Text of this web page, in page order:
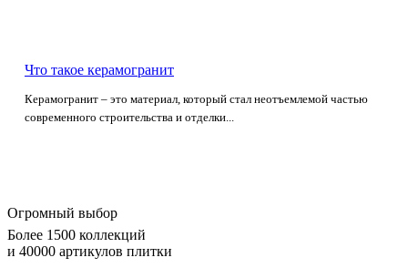
Что такое керамогранит
Керамогранит – это материал, который стал неотъемлемой частью
современного строительства и отделки...
Огромный выбор
Более 1500 коллекций
и 40000 артикулов плитки